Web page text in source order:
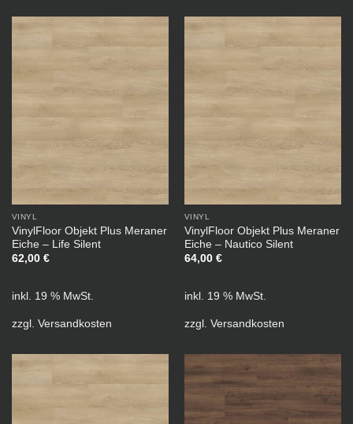
VINYL
VinylFloor Objekt Plus Meraner
Eiche – Life Silent
62,00 €
inkl. 19 % MwSt.
zzgl. Versandkosten
VINYL
VinylFloor Objekt Plus Meraner
Eiche – Nautico Silent
64,00 €
inkl. 19 % MwSt.
zzgl. Versandkosten